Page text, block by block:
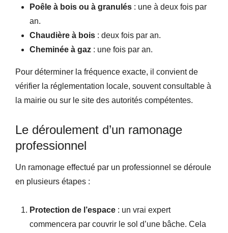
Poêle à bois ou à granulés : une à deux fois par
an.
Chaudière à bois : deux fois par an.
Cheminée à gaz : une fois par an.
Pour déterminer la fréquence exacte, il convient de
vérifier la réglementation locale, souvent consultable à
la mairie ou sur le site des autorités compétentes.
Le déroulement d’un ramonage
professionnel
Un ramonage effectué par un professionnel se déroule
en plusieurs étapes :
Protection de l’espace : un vrai expert
commencera par couvrir le sol d’une bâche. Cela